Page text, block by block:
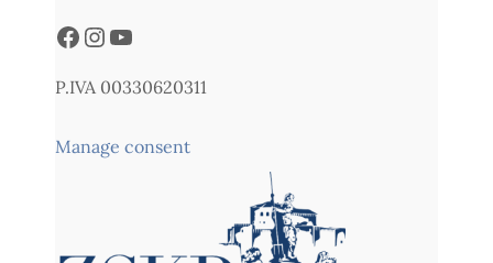
P.IVA 00330620311
Manage consent